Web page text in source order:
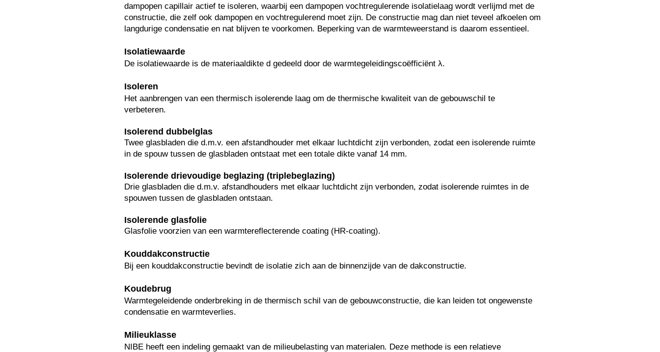
dampopen capillair actief te isoleren, waarbij een dampopen vochtregulerende isolatielaag wordt verlijmd met de
constructie, die zelf ook dampopen en vochtregulerend moet zijn. De constructie mag dan niet teveel afkoelen om
langdurige condensatie en nat blijven te voorkomen. Beperking van de warmteweerstand is daarom essentieel.
Isolatiewaarde
De isolatiewaarde is de materiaaldikte d gedeeld door de warmtegeleidingscoëfficiënt λ.
Isoleren
Het aanbrengen van een thermisch isolerende laag om de thermische kwaliteit van de gebouwschil te
verbeteren.
Isolerend dubbelglas
Twee glasbladen die d.m.v. een afstandhouder met elkaar luchtdicht zijn verbonden, zodat een isolerende ruimte
in de spouw tussen de glasbladen ontstaat met een totale dikte vanaf 14 mm.
Isolerende drievoudige beglazing (triplebeglazing)
Drie glasbladen die d.m.v. afstandhouders met elkaar luchtdicht zijn verbonden, zodat isolerende ruimtes in de
spouwen tussen de glasbladen ontstaan.
Isolerende glasfolie
Glasfolie voorzien van een warmtereflecterende coating (HR-coating).
Kouddakconstructie
Bij een kouddakconstructie bevindt de isolatie zich aan de binnenzijde van de dakconstructie.
Koudebrug
Warmtegeleidende onderbreking in de thermisch schil van de gebouwconstructie, die kan leiden tot ongewenste
condensatie en warmteverlies.
Milieuklasse
NIBE heeft een indeling gemaakt van de milieubelasting van materialen. Deze methode is een relatieve